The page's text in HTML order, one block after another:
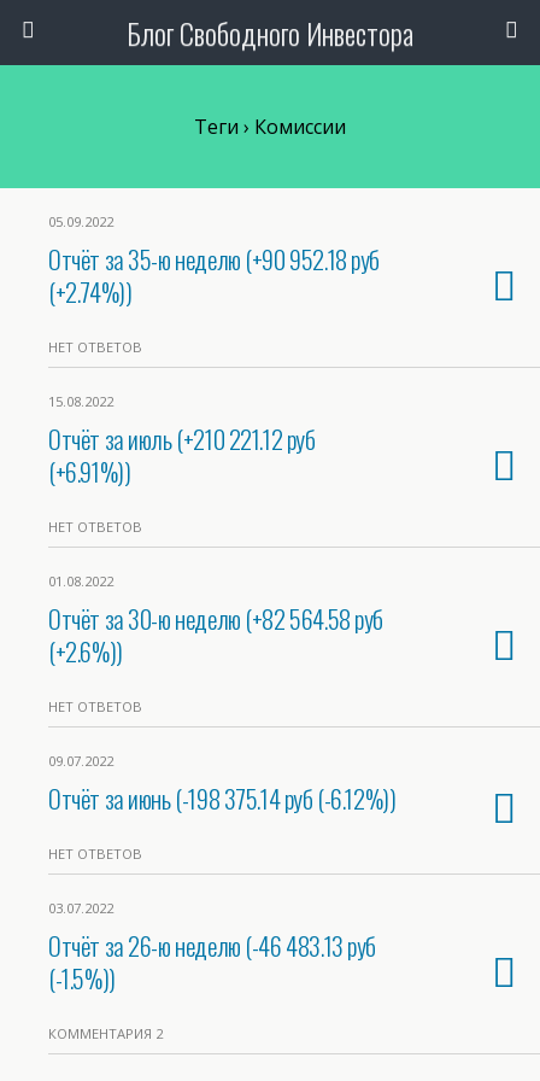
Блог Свободного Инвестора
Теги › Комиссии
05.09.2022
Отчёт за 35-ю неделю (+90 952.18 руб
(+2.74%))
НЕТ ОТВЕТОВ
15.08.2022
Отчёт за июль (+210 221.12 руб
(+6.91%))
НЕТ ОТВЕТОВ
01.08.2022
Отчёт за 30-ю неделю (+82 564.58 руб
(+2.6%))
НЕТ ОТВЕТОВ
09.07.2022
Отчёт за июнь (-198 375.14 руб (-6.12%))
НЕТ ОТВЕТОВ
03.07.2022
Отчёт за 26-ю неделю (-46 483.13 руб
(-1.5%))
КОММЕНТАРИЯ 2